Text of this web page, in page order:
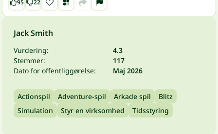
95 22
Jack Smith
Vurdering:
4.3
Stemmer:
117
Dato for offentliggørelse:
Maj 2026
Actionspil Adventure-spil Arkade spil
Blitz
Simulation
Styr en virksomhed Tidsstyring